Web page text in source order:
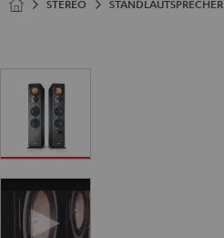
STEREO STANDLAUTSPRECHER